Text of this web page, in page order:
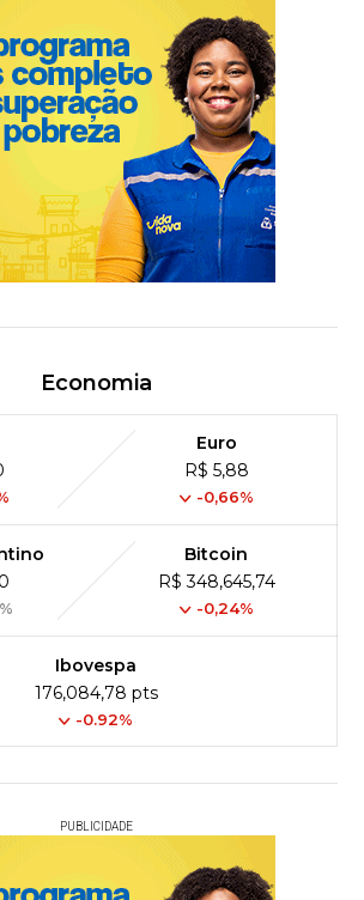
Economia
Euro
R$ 5,88
-0,66%
Bitcoin
R$ 348,645,74
-0,24%
Ibovespa
176,084,78 pts
-0.92%
PUBLICIDADE